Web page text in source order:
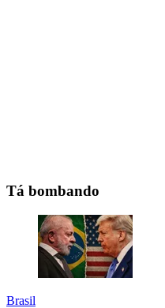
Tá bombando
Brasil